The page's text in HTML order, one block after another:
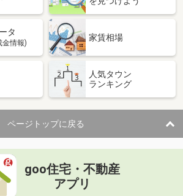
タ
金情報)
家賃相場
人気タウン
ランキング
ページトップに戻る
goo住宅・不動産
アプリ